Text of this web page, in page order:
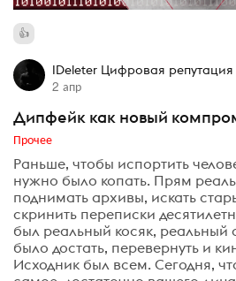
IDeleter Цифровая репутация
2 апр
Дипфейк как новый
Прочее
Раньше, чтобы испортить
нужно было копать. Прям
поднимать архивы, искать
скринить переписки
был реальный косяк, реальный
было достать, перевернуть и
Исходник был всем. Сегодня,